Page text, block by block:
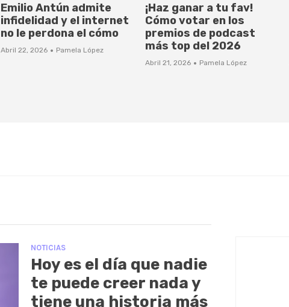
Emilio Antún admite
infidelidad y el internet
no le perdona el cómo
Abril 22, 2026 · Pamela López
¡Haz ganar a tu fav!
Cómo votar en los
premios de podcast
más top del 2026
Abril 21, 2026 · Pamela López
NOTICIAS
Hoy es el día que nadie
te puede creer nada y
tiene una historia más